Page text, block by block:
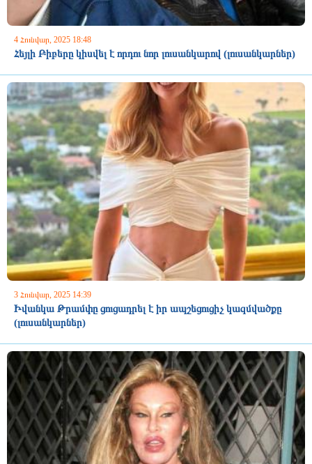
4 Հունվար, 2025 18:48
Հեյլի Բիբերը կիսվել է որդու նոր լուսանկարով (լուսանկարներ)
3 Հունվար, 2025 14:39
Իվանկա Թրամփը ցուցադրել է իր ապշեցուցիչ կազմվածքը
(լուսանկարներ)